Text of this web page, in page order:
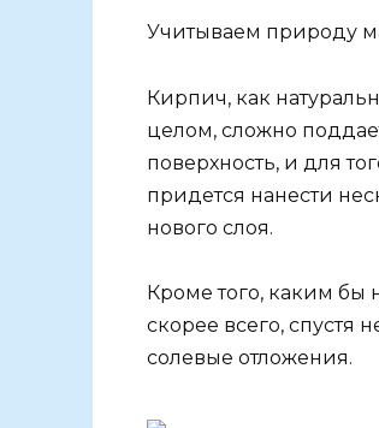
Учитываем природу
Кирпич, как
целом, сложно
поверхность, и для
придется нанести
нового слоя.
Кроме того, каким
скорее всего, спустя
солевые отложения.